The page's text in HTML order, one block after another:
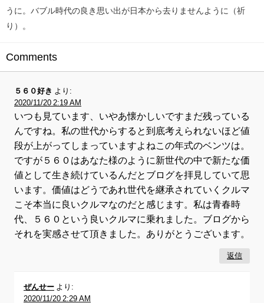
うに。バブル時代の良き思い出が日本から去りませんように（祈
り）。
Comments
５６０好き より:
2020/11/20 2:19 AM
いつも見ています、いやあ懐かしいですまだ残っている
んですね。私の世代からすると到底考えられないほど値
段が上がってしまっていますよねこの年式のベンツは。
ですが５６０はあなた様のように新世代の中で新たな価
値として生き続けているんだとブログを拝見していて思
います。価値はどうであれ世代を継承されていくクルマ
こそ本当に良いクルマなのだと感じます。私は青春時
代、５６０という良いクルマに乗れました。ブログから
それを実感させて頂きました。ありがとうございます。
返信
ぜんせー より:
2020/11/20 2:29 AM